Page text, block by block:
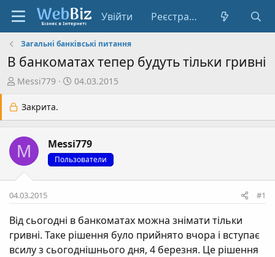
Увійти Реєстрація
Загальні банківські питання
В банкоматах тепер будуть тільки гривні
А
т
о
т
е
и
Messi779
Д
а
т
в
о
р
н
я
04.03.2015
Закрита.
M Messi779
Пользователи
04.03.2015 #1
Від сьогодні в банкоматах можна знімати тільки
гривні. Таке рішення було прийнято вчора і вступає
всилу з сьогоднішнього дня, 4 березня. Це рішення